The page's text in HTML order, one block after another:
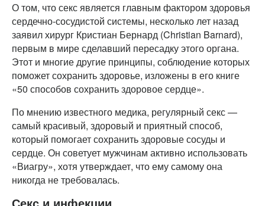
О том, что секс является главным фактором здоровья
сердечно-сосудистой системы, несколько лет назад
заявил хирург Кристиан Бернард (Christian Barnard),
первым в мире сделавший пересадку этого органа.
Этот и многие другие принципы, соблюдение которых
поможет сохранить здоровье, изложены в его книге
«50 способов сохранить здоровое сердце».
По мнению известного медика, регулярный секс —
самый красивый, здоровый и приятный способ,
который помогает сохранить здоровые сосуды и
сердце. Он советует мужчинам активно использовать
«Виагру», хотя утверждает, что ему самому она
никогда не требовалась.